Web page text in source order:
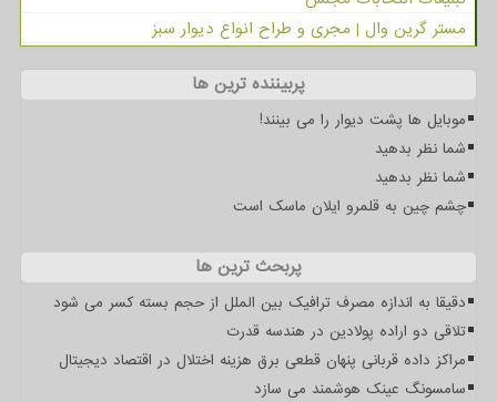
مستر گرین وال | مجری و طراح انواع دیوار سبز
پربیننده ترین ها
موبایل ها پشت دیوار را می بینند!
شما نظر بدهید
شما نظر بدهید
چشم چین به قلمرو ایلان ماسک است
پربحث ترین ها
دقیقا به اندازه مصرف ترافیک بین الملل از حجم بسته کسر می شود
تلاقی دو اراده پولادین در هندسه قدرت
مراکز داده قربانی پنهان قطعی برق هزینه اختلال در اقتصاد دیجیتال
سامسونگ عینک هوشمند می سازد